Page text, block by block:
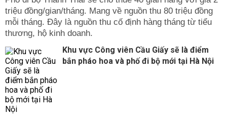
triệu đồng/gian/tháng. Mang về nguồn thu 80 triệu đồng
mỗi tháng. Đây là nguồn thu cố định hàng tháng từ tiểu
thương, hộ kinh doanh.
Khu vực Công viên Cầu Giấy sẽ là điểm
bắn pháo hoa và phố đi bộ mới tại Hà Nội